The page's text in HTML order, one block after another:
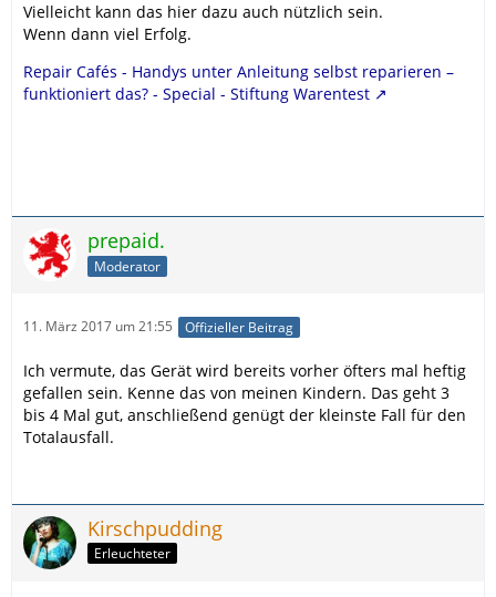
Vielleicht kann das hier dazu auch nützlich sein.
Wenn dann viel Erfolg.
Repair Cafés - Handys unter Anleitung selbst reparieren –
funktioniert das? - Special - Stiftung Warentest
prepaid.
Moderator
11. März 2017 um 21:55 Offizieller Beitrag
Ich vermute, das Gerät wird bereits vorher öfters mal heftig
gefallen sein. Kenne das von meinen Kindern. Das geht 3
bis 4 Mal gut, anschließend genügt der kleinste Fall für den
Totalausfall.
Kirschpudding
Erleuchteter